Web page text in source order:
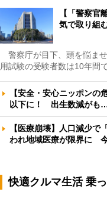
【「警察官
気で取り組
警察庁が目下、頭を悩ま
用試験の受験者数は10年間
【安全・安心ニッポン
以下に！ 出生数減がも
【医療崩壊】人口減少
われ地域医療が限界に
快適クルマ生活 乗